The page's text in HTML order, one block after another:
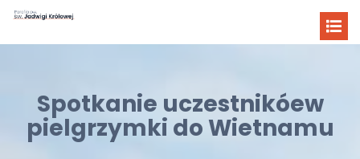
Spotkanie uczestnikóew
pielgrzymki do Wietnamu